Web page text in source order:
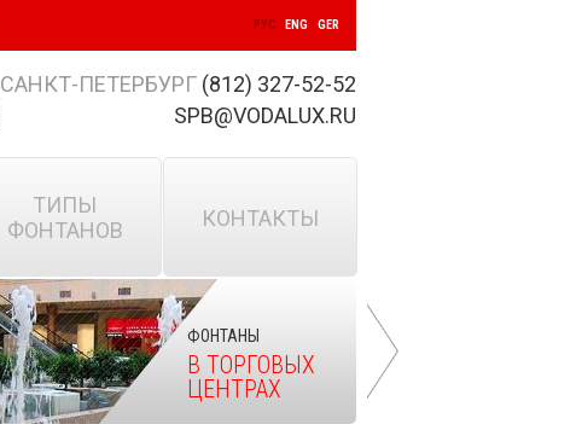
РУС ENG GER
САНКТ-ПЕТЕРБУРГ (812) 327-52-52
SPB@VODALUX.RU
ТИПЫ
ФОНТАНОВ
КОНТАКТЫ
ФОНТАНЫ
В ТОРГОВЫХ
ЦЕНТРАХ